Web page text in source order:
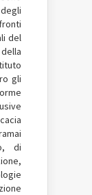
del
gli
di